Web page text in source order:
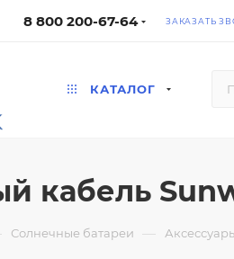
8 800 200-67-64 ЗАКАЗАТЬ
КАТАЛОГ
кабель
Солнечные батареи —